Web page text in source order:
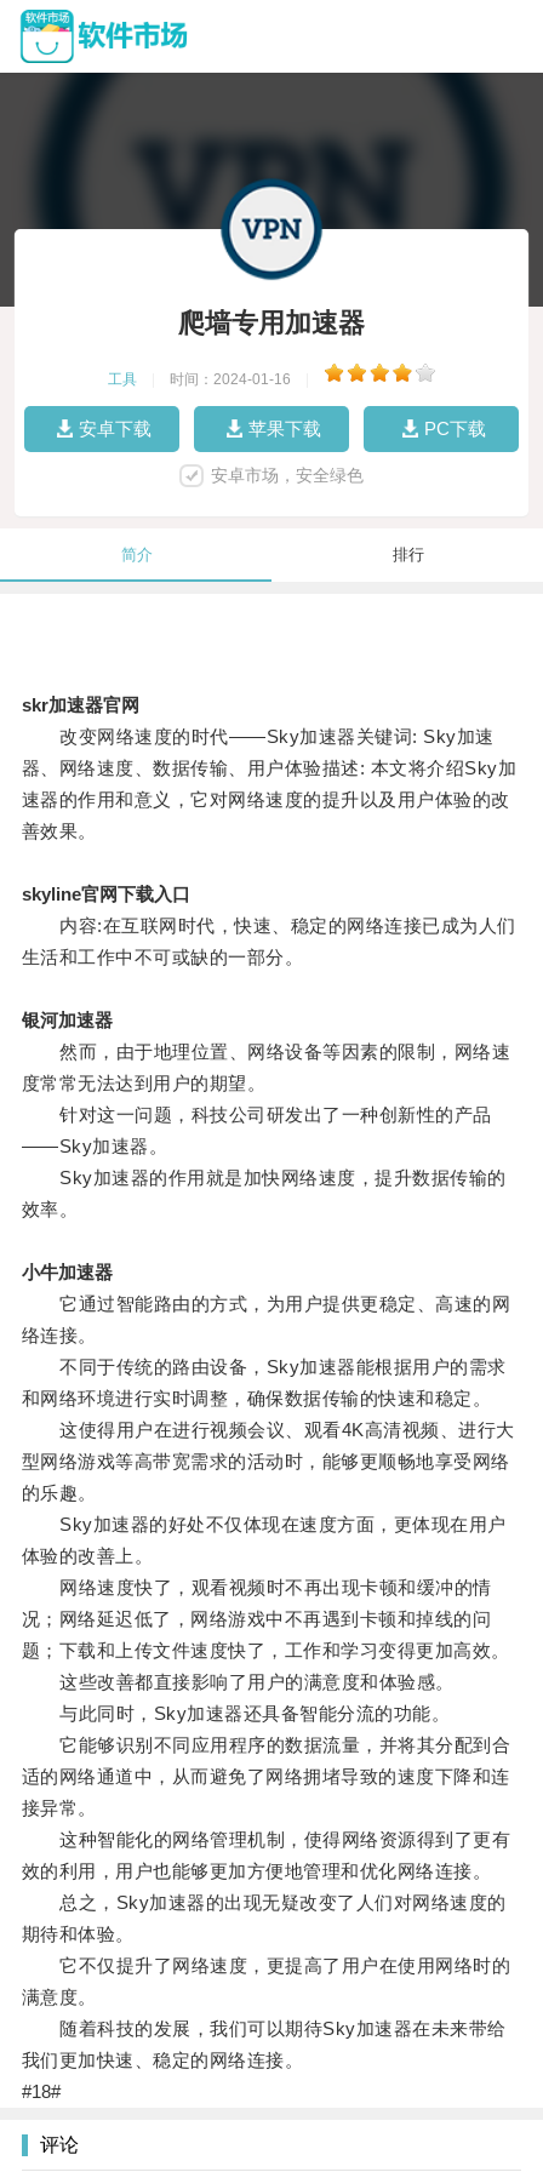
爬墙专用加速器
工具 时间：2024-01-16
安卓下载 苹果下载 PC下载
安卓市场，安全绿色
简介 排行
skr加速器官网
改变网络速度的时代——Sky加速器关键词: Sky加速
器、网络速度、数据传输、用户体验描述: 本文将介绍Sky加
速器的作用和意义，它对网络速度的提升以及用户体验的改
善效果。
skyline官网下载入口
内容:在互联网时代，快速、稳定的网络连接已成为人们
生活和工作中不可或缺的一部分。
银河加速器
然而，由于地理位置、网络设备等因素的限制，网络速
度常常无法达到用户的期望。
针对这一问题，科技公司研发出了一种创新性的产品
——Sky加速器。
Sky加速器的作用就是加快网络速度，提升数据传输的
效率。
小牛加速器
它通过智能路由的方式，为用户提供更稳定、高速的网
络连接。
不同于传统的路由设备，Sky加速器能根据用户的需求
和网络环境进行实时调整，确保数据传输的快速和稳定。
这使得用户在进行视频会议、观看4K高清视频、进行大
型网络游戏等高带宽需求的活动时，能够更顺畅地享受网络
的乐趣。
Sky加速器的好处不仅体现在速度方面，更体现在用户
体验的改善上。
网络速度快了，观看视频时不再出现卡顿和缓冲的情
况；网络延迟低了，网络游戏中不再遇到卡顿和掉线的问
题；下载和上传文件速度快了，工作和学习变得更加高效。
这些改善都直接影响了用户的满意度和体验感。
与此同时，Sky加速器还具备智能分流的功能。
它能够识别不同应用程序的数据流量，并将其分配到合
适的网络通道中，从而避免了网络拥堵导致的速度下降和连
接异常。
这种智能化的网络管理机制，使得网络资源得到了更有
效的利用，用户也能够更加方便地管理和优化网络连接。
总之，Sky加速器的出现无疑改变了人们对网络速度的
期待和体验。
它不仅提升了网络速度，更提高了用户在使用网络时的
满意度。
随着科技的发展，我们可以期待Sky加速器在未来带给
我们更加快速、稳定的网络连接。
#18#
评论